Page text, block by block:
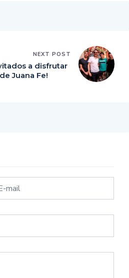
NEXT POST
a disfrutar
Juana Fe!